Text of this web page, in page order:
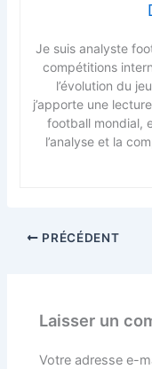
Je suis analyste
compétitions
l’évolution du
j’apporte une
football mondial,
l’analyse et la
PRÉCÉDENT
Laisser un
Votre adresse e-